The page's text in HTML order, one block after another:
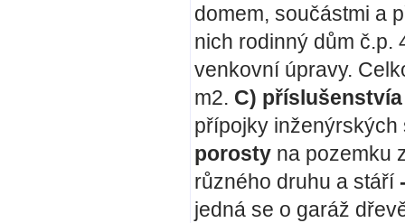
domem, součástmi a
nich rodinný dům č.p.
venkovní úpravy.
m2. C)
přípojky
porosty na pozemku
různého druhu a stáří
jedná se o garáž